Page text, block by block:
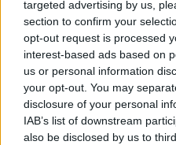
targeted advertising by us,
section to confirm your
opt-out request is processed
interest-based ads based on
us or personal information
your opt-out. You may
disclosure of your personal
IAB’s list of downstream
also be disclosed by us to
VIIHDEUUTISET
IIro Rantala
Normaalin
kuitenkin